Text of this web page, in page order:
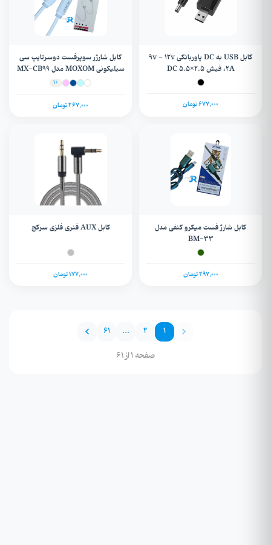
کابل USB به DC پاوربانکی 9v - 12v
،2A فیش DC 5.5×2.5
677,000 تومان
کابل شارژر سوپرفست دوسرتایپ سی
سیلیکونی MOXOM مدل MX-CB99
+1
267,000 تومان
کابل شارژ فست میکرو کنفی مدل
BM-33
297,000 تومان
کابل AUX فنری فلزی سرکج
177,000 تومان
1
2
...
61
صفحه 1 از 61